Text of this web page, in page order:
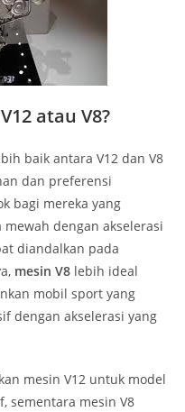
atau V8?
baik antara V12 dan V8
dan preferensi
bagi mereka yang
dengan akselerasi
diandalkan pada
mesin V8 lebih ideal
mobil sport yang
dengan akselerasi yang
mesin V12 untuk model
sementara mesin V8